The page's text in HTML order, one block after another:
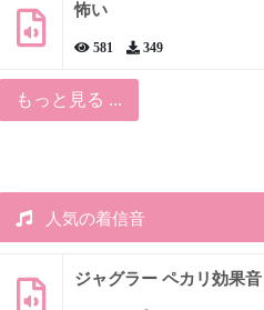
怖い
581 349
もっと見る ...
人気の着信音
ジャグラー ペカリ効果音